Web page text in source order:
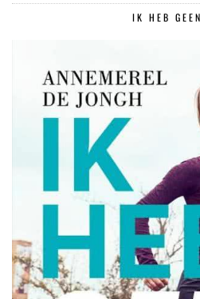
IK HEB